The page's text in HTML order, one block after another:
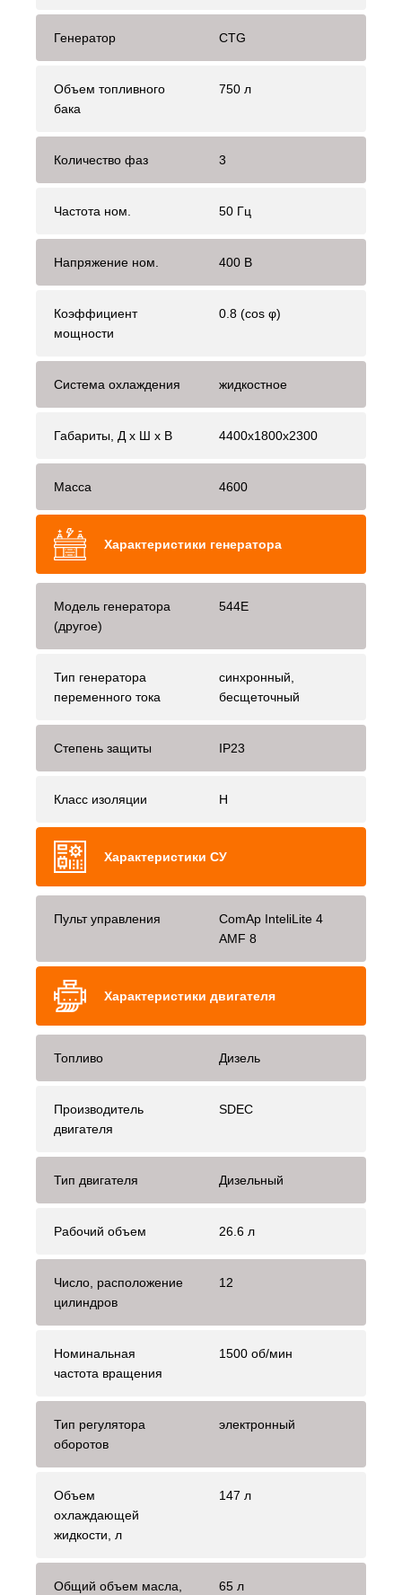
Генератор CTG
Объем топливного
бака
750 л
Количество фаз 3
Частота ном. 50 Гц
Напряжение ном. 400 В
Коэффициент
мощности
0.8 (cos φ)
Система охлаждения жидкостное
Габариты, Д x Ш x В 4400x1800x2300
Масса 4600
Характеристики генератора
Модель генератора
(другое)
544E
Тип генератора
переменного тока
синхронный,
бесщеточный
Степень защиты IP23
Класс изоляции H
Характеристики СУ
Пульт управления
ComAp InteliLite 4
AMF 8
Характеристики двигателя
Топливо Дизель
Производитель
двигателя
SDEC
Тип двигателя Дизельный
Рабочий объем 26.6 л
Число, расположение
цилиндров
12
Номинальная
частота вращения
1500 об/мин
Тип регулятора
оборотов
электронный
Объем
охлаждающей
жидкости, л
147 л
Общий объем масла,
65 л